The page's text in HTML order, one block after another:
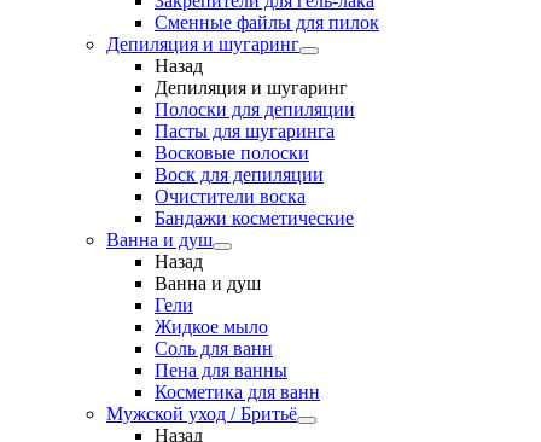
Сменные файлы для пилок
Депиляция и шугаринг
Назад
Депиляция и шугаринг
Полоски для депиляции
Пасты для шугаринга
Восковые полоски
Воск для депиляции
Очистители воска
Бандажи косметические
Ванна и душ
Назад
Ванна и душ
Гели
Жидкое мыло
Соль для ванн
Пена для ванны
Косметика для ванн
Мужской уход / Бритьё
Назад